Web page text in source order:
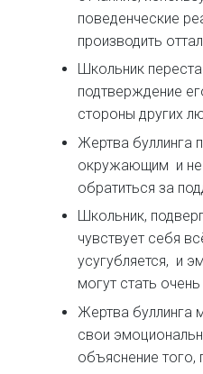
поведенческие
производить
Школьник
подтверждение
стороны других
Жертва буллинга
окружающим и не
обратиться за
Школьник,
чувствует себя
усугубляется, и
могут стать
Жертва буллинга
свои
объяснение того,